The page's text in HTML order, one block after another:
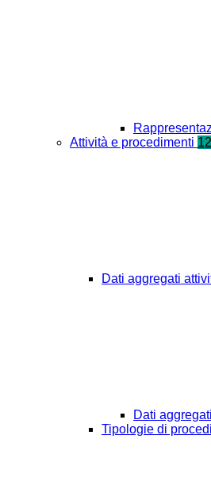
Attività e procedimenti 12
Dati aggregati
Dati
Tipologie di